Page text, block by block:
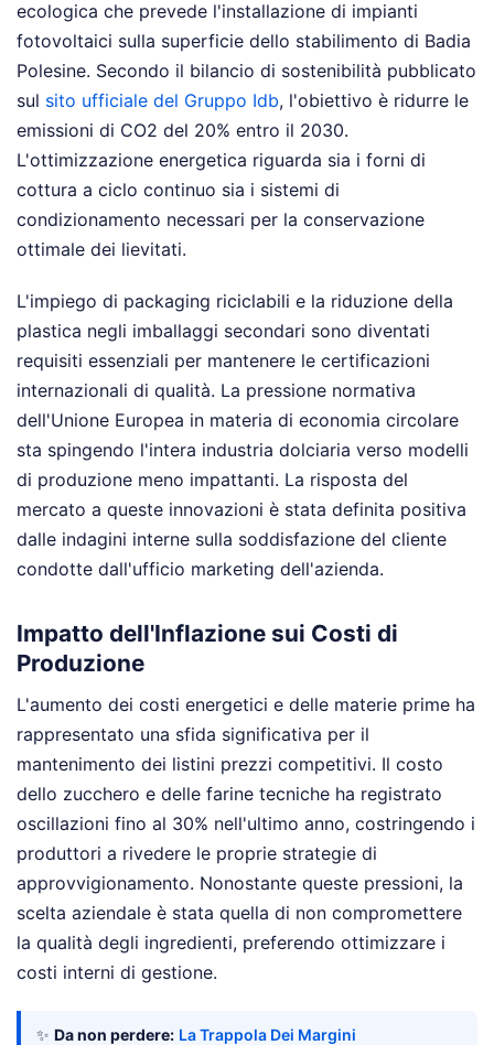
ecologica che prevede l'installazione di impianti
fotovoltaici sulla superficie dello stabilimento di Badia
Polesine. Secondo il bilancio di sostenibilità pubblicato
sul sito ufficiale del Gruppo Idb, l'obiettivo è ridurre le
emissioni di CO2 del 20% entro il 2030.
L'ottimizzazione energetica riguarda sia i forni di
cottura a ciclo continuo sia i sistemi di
condizionamento necessari per la conservazione
ottimale dei lievitati.
L'impiego di packaging riciclabili e la riduzione della
plastica negli imballaggi secondari sono diventati
requisiti essenziali per mantenere le certificazioni
internazionali di qualità. La pressione normativa
dell'Unione Europea in materia di economia circolare
sta spingendo l'intera industria dolciaria verso modelli
di produzione meno impattanti. La risposta del
mercato a queste innovazioni è stata definita positiva
dalle indagini interne sulla soddisfazione del cliente
condotte dall'ufficio marketing dell'azienda.
Impatto dell'Inflazione sui Costi di
Produzione
L'aumento dei costi energetici e delle materie prime ha
rappresentato una sfida significativa per il
mantenimento dei listini prezzi competitivi. Il costo
dello zucchero e delle farine tecniche ha registrato
oscillazioni fino al 30% nell'ultimo anno, costringendo i
produttori a rivedere le proprie strategie di
approvvigionamento. Nonostante queste pressioni, la
scelta aziendale è stata quella di non compromettere
la qualità degli ingredienti, preferendo ottimizzare i
costi interni di gestione.
✨ Da non perdere: La Trappola Dei Margini